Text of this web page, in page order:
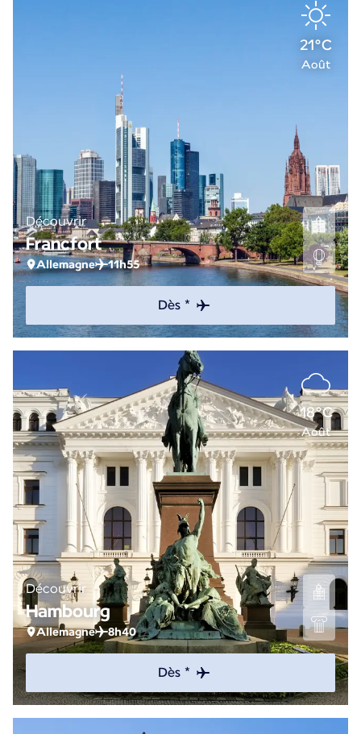
21°C
Août
Découvrir
Francfort
Allemagne 11h55
Dès *
18°C
Août
Découvrir
Hambourg
Allemagne 8h40
Dès *